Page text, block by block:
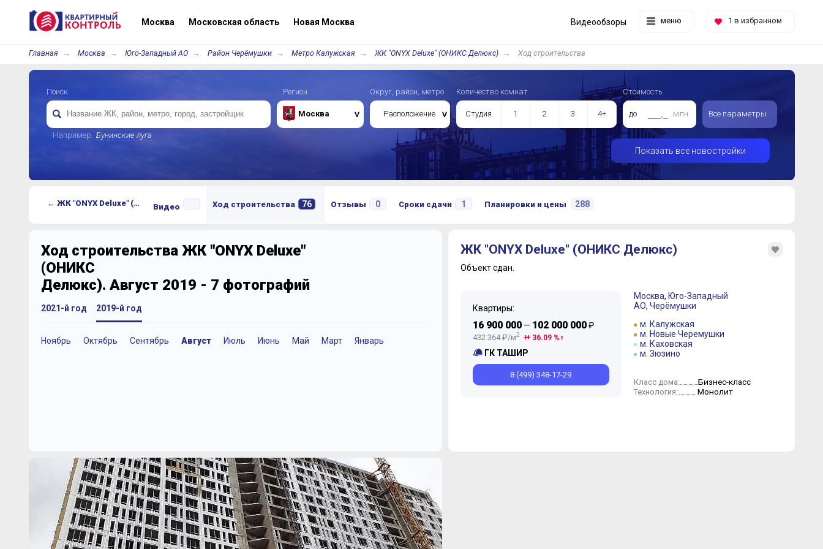
Москва Московская область Новая Москва меню 1 в избранном
Видеообзоры
Главная Москва Юго-Западный АО Район Черёмушки Метро Калужская ЖК "ONYX Deluxe" (ОНИКС Делюкс) Ход строительства
Поиск
Например: Бунинские луга
Регион
Москва
Округ, район, метро
Расположение
Количество комнат
Студия 1 2 3 4+
Стоимость
до млн. Все параметры
Показать все новостройки
← ЖК "ONYX Deluxe" (ОНИКС Делюкс) Видео Ход строительства 76 Отзывы 0 Сроки сдачи 1 Планировки и цены 288
Ход строительства ЖК "ONYX Deluxe"
(ОНИКС
Делюкс). Август 2019 - 7 фотографий
2021-й год
Октябрь
2019-й год
Ноябрь Октябрь Сентябрь Август Июль Июнь Май Март Январь
ЖК "ONYX Deluxe" (ОНИКС Делюкс)
Объект сдан.
Квартиры:
16 900 000— 102 000 000₽
432 364 ₽/м2 + 36.09 %
ГК ТАШИР
8 (499) 348-17-29
Москва, Юго-Западный
АО, Черёмушки
м. Калужская
м. Новые Черемушки
м. Каховская
м. Зюзино
Класс дома: Бизнес-класс
Технология: Монолит